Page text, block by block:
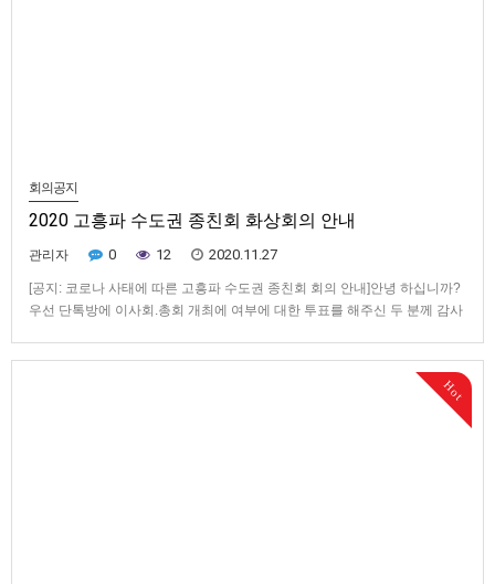
회의공지
2020 고흥파 수도권 종친회 화상회의 안내
관리자 0 12 2020.11.27
[공지: 코로나 사태에 따른 고흥파 수도권 종친회 회의 안내]안녕 하십니까?
우선 단톡방에 이사회.총회 개최에 여부에 대한 투표를 해주신 두 분께 감사
단계로 격상,또한 시급하고 중대한 의결 내용은 없으므로 당분간 …
Hot